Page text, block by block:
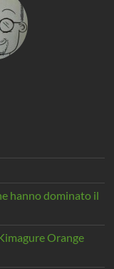
hanno dominato il
Orange